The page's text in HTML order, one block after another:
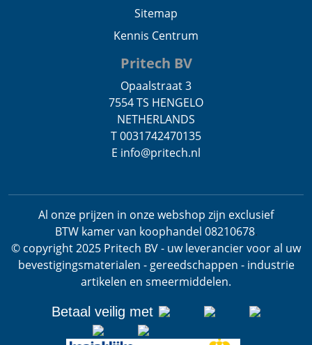
Sitemap
Kennis Centrum
Pritech BV
Opaalstraat 3
7554 TS HENGELO
NETHERLANDS
T 0031742470135
E info@pritech.nl
Al onze prijzen in onze webshop zijn exclusief
BTW kamer van koophandel 08210678.
© copyright 2025 Pritech BV - uw leverancier voor al uw
bevestigingsmaterialen - gereedschappen - industrie
artikelen en smeermiddelen.
Betaal veilig met